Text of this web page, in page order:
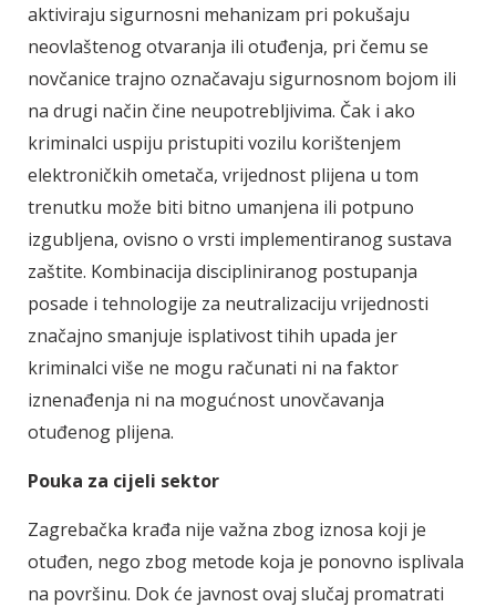
aktiviraju sigurnosni mehanizam pri pokušaju
neovlaštenog otvaranja ili otuđenja, pri čemu se
novčanice trajno označavaju sigurnosnom bojom ili
na drugi način čine neupotrebljivima. Čak i ako
kriminalci uspiju pristupiti vozilu korištenjem
elektroničkih ometača, vrijednost plijena u tom
trenutku može biti bitno umanjena ili potpuno
izgubljena, ovisno o vrsti implementiranog sustava
zaštite. Kombinacija discipliniranog postupanja
posade i tehnologije za neutralizaciju vrijednosti
značajno smanjuje isplativost tihih upada jer
kriminalci više ne mogu računati ni na faktor
iznenađenja ni na mogućnost unovčavanja
otuđenog plijena.
Pouka za cijeli sektor
Zagrebačka krađa nije važna zbog iznosa koji je
otuđen, nego zbog metode koja je ponovno isplivala
na površinu. Dok će javnost ovaj slučaj promatrati